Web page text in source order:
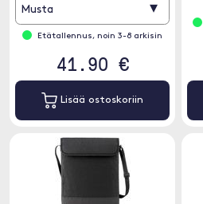
lyhyille matkoille auton,
toimiston ja kokoushuoneen
Musta ▾
Etätallennus, noin 3-8 arkisin
41.90 €
Lisää ostoskoriin